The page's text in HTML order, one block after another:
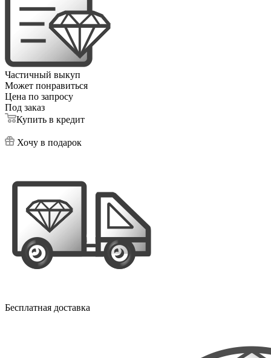
Частичный выкуп
Может понравиться
Цена по запросу
Под заказ
Купить в кредит
Хочу в подарок
Бесплатная доставка